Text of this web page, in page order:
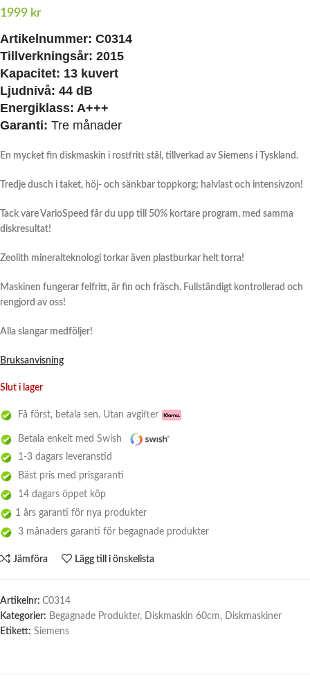
1999 kr
Artikelnummer: C0314
Tillverkningsår: 2015
Kapacitet: 13 kuvert
Ljudnivå: 44 dB
Energiklass: A+++
Garanti: Tre månader
En mycket fin diskmaskin i rostfritt stål, tillverkad av Siemens i Tyskland.
Tredje dusch i taket, höj- och sänkbar toppkorg; halvlast och intensivzon!
Tack vare VarioSpeed får du upp till 50% kortare program, med samma
diskresultat!
Zeolith mineralteknologi torkar även plastburkar helt torra!
Maskinen fungerar felfritt, är fin och fräsch. Fullständigt kontrollerad och
rengjord av oss!
Alla slangar medföljer!
Bruksanvisning
Slut i lager
Få först, betala sen. Utan avgifter
Betala enkelt med Swish
1-3 dagars leveranstid
Bäst pris med prisgaranti
14 dagars öppet köp
1 års garanti för nya produkter
3 månaders garanti för begagnade produkter
Jämföra Lägg till i önskelista
Artikelnr: C0314
Kategorier: Begagnade Produkter, Diskmaskin 60cm, Diskmaskiner
Etikett: Siemens